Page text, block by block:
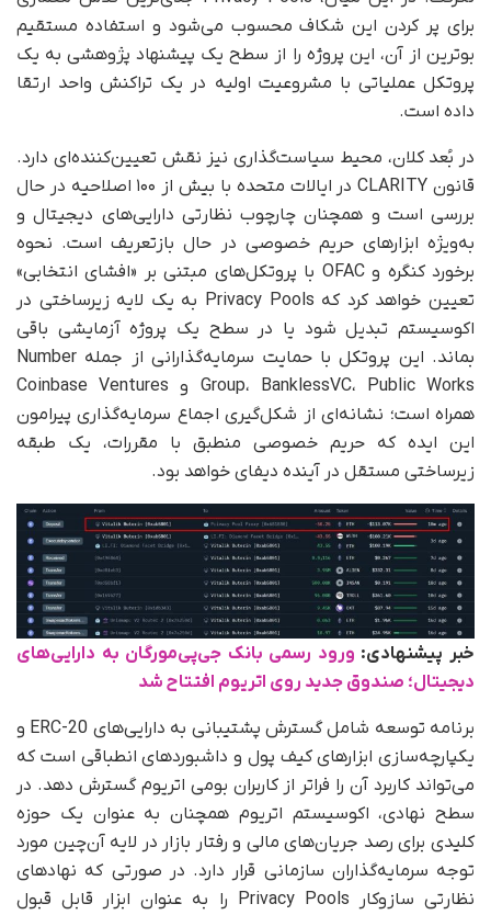
برای پر کردن این شکاف محسوب می‌شود و استفاده مستقیم
بوترین از آن، این پروژه را از سطح یک پیشنهاد پژوهشی به یک
پروتکل عملیاتی با مشروعیت اولیه در یک تراکنش واحد ارتقا
داده است.
در بُعد کلان، محیط سیاست‌گذاری نیز نقش تعیین‌کننده‌ای دارد.
قانون CLARITY در ایالات متحده با بیش از ۱۰۰ اصلاحیه در حال
بررسی است و همچنان چارچوب نظارتی دارایی‌های دیجیتال و
به‌ویژه ابزارهای حریم خصوصی در حال بازتعریف است. نحوه
برخورد کنگره و OFAC با پروتکل‌های مبتنی بر «افشای انتخابی»
تعیین خواهد کرد که Privacy Pools به یک لایه زیرساختی در
اکوسیستم تبدیل شود یا در سطح یک پروژه آزمایشی باقی
بماند. این پروتکل با حمایت سرمایه‌گذارانی از جمله Number
Group، BanklessVC، Public Works و Coinbase Ventures
همراه است؛ نشانه‌ای از شکل‌گیری اجماع سرمایه‌گذاری پیرامون
این ایده که حریم خصوصی منطبق با مقررات، یک طبقه
زیرساختی مستقل در آینده دیفای خواهد بود.
خبر پیشنهادی: ورود رسمی بانک جی‌پی‌مورگان به دارایی‌های
دیجیتال؛ صندوق جدید روی اتریوم افتتاح شد
برنامه توسعه شامل گسترش پشتیبانی به دارایی‌های ERC-20 و
یکپارچه‌سازی ابزارهای کیف پول و داشبوردهای انطباقی است که
می‌تواند کاربرد آن را فراتر از کاربران بومی اتریوم گسترش دهد. در
سطح نهادی، اکوسیستم اتریوم همچنان به‌ عنوان یک حوزه
کلیدی برای رصد جریان‌های مالی و رفتار بازار در لایه آن‌چین مورد
توجه سرمایه‌گذاران سازمانی قرار دارد. در صورتی که نهادهای
نظارتی سازوکار Privacy Pools را به‌ عنوان ابزار قابل‌ قبول